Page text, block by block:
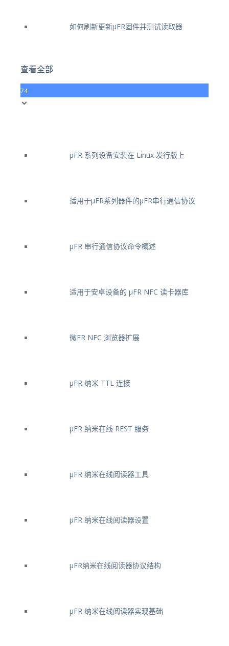
如何刷新更新μFR固件并测试读取器
查看全部
74
μFR 系列设备安装在 Linux 发行版上
适用于μFR系列器件的μFR串行通信协议
μFR 串行通信协议命令概述
适用于安卓设备的 μFR NFC 读卡器库
微FR NFC 浏览器扩展
μFR 纳米 TTL 连接
μFR 纳米在线 REST 服务
μFR 纳米在线阅读器工具
μFR 纳米在线阅读器设置
μFR纳米在线阅读器协议结构
μFR 纳米在线阅读器实现基础